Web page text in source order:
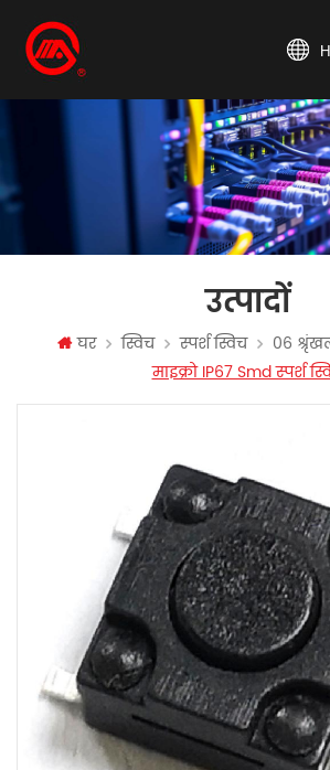
उत्पादों
घर स्विच स्पर्श स्विच
06
माइक्रो IP67 Smd स्पर्श